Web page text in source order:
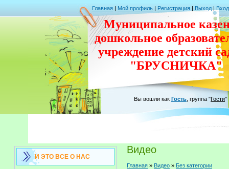
Главная | Мой профиль | Регистрация | Выход | Вход
Муниципальное
дошкольное
учреждение детский
"БРУСНИЧКА"
Вы вошли как Гость группа "Гости"
И ЭТО ВСЕ О НАС
Видео
Главная » Видео » Без категории